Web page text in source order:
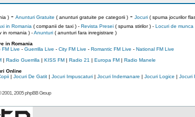
)- Anunturi Gratuite ( anunturi gratuite pe categorii )- Jocuri( spuma jocurilor
in Romania ( companii de taxi ) - Revista Presei( spuma stirilor ) - Locuri de munca
in romania )-Anunturi( anunturi fara inregistrare )
in Romania
FM Live - Guerrilla Live - City FM Live - Romantic FM Live - National FM Live
| Radio Guerrilla | KISS FM| Radio 21 | Europa FM| Radio Manele
Online
| Jocuri De Gatit| Jocuri Impuscaturi| Jocuri Indemanare | Jocuri Logice | Jocuri
2005 phpBB Group